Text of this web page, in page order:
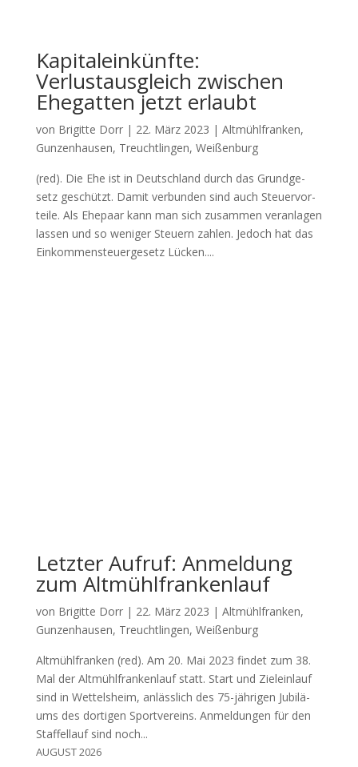
Kapitaleinkünfte:
Verlustausgleich zwischen
Ehegatten jetzt erlaubt
von Brigitte Dorr| 22. März 2023 | Altmühlfranken,
Gunzenhausen, Treuchtlingen, Weißenburg
(red). Die Ehe ist in Deutsch­land durch das Grund­ge­
setz geschützt. Damit ver­bun­den sind auch Steu­er­vor­
tei­le. Als Ehe­paar kann man sich zusam­men ver­an­la­gen
las­sen und so weni­ger Steu­ern zah­len. Jedoch hat das
Ein­kom­men­steu­er­ge­setz Lücken....
Letzter Aufruf: Anmeldung
zum Altmühlfrankenlauf
von Brigitte Dorr| 22. März 2023 | Altmühlfranken,
Gunzenhausen, Treuchtlingen, Weißenburg
Alt­mühl­fran­ken (red). Am 20. Mai 2023 fin­det zum 38.
Mal der Alt­mühl­fran­ken­lauf statt. Start und Ziel­ein­lauf
sind in Wet­tels­heim, anläss­lich des 75-jäh­ri­gen Jubi­lä­
ums des dor­ti­gen Sport­ver­eins. Anmel­dun­gen für den
Staf­fel­lauf sind noch...
AUGUST 2026